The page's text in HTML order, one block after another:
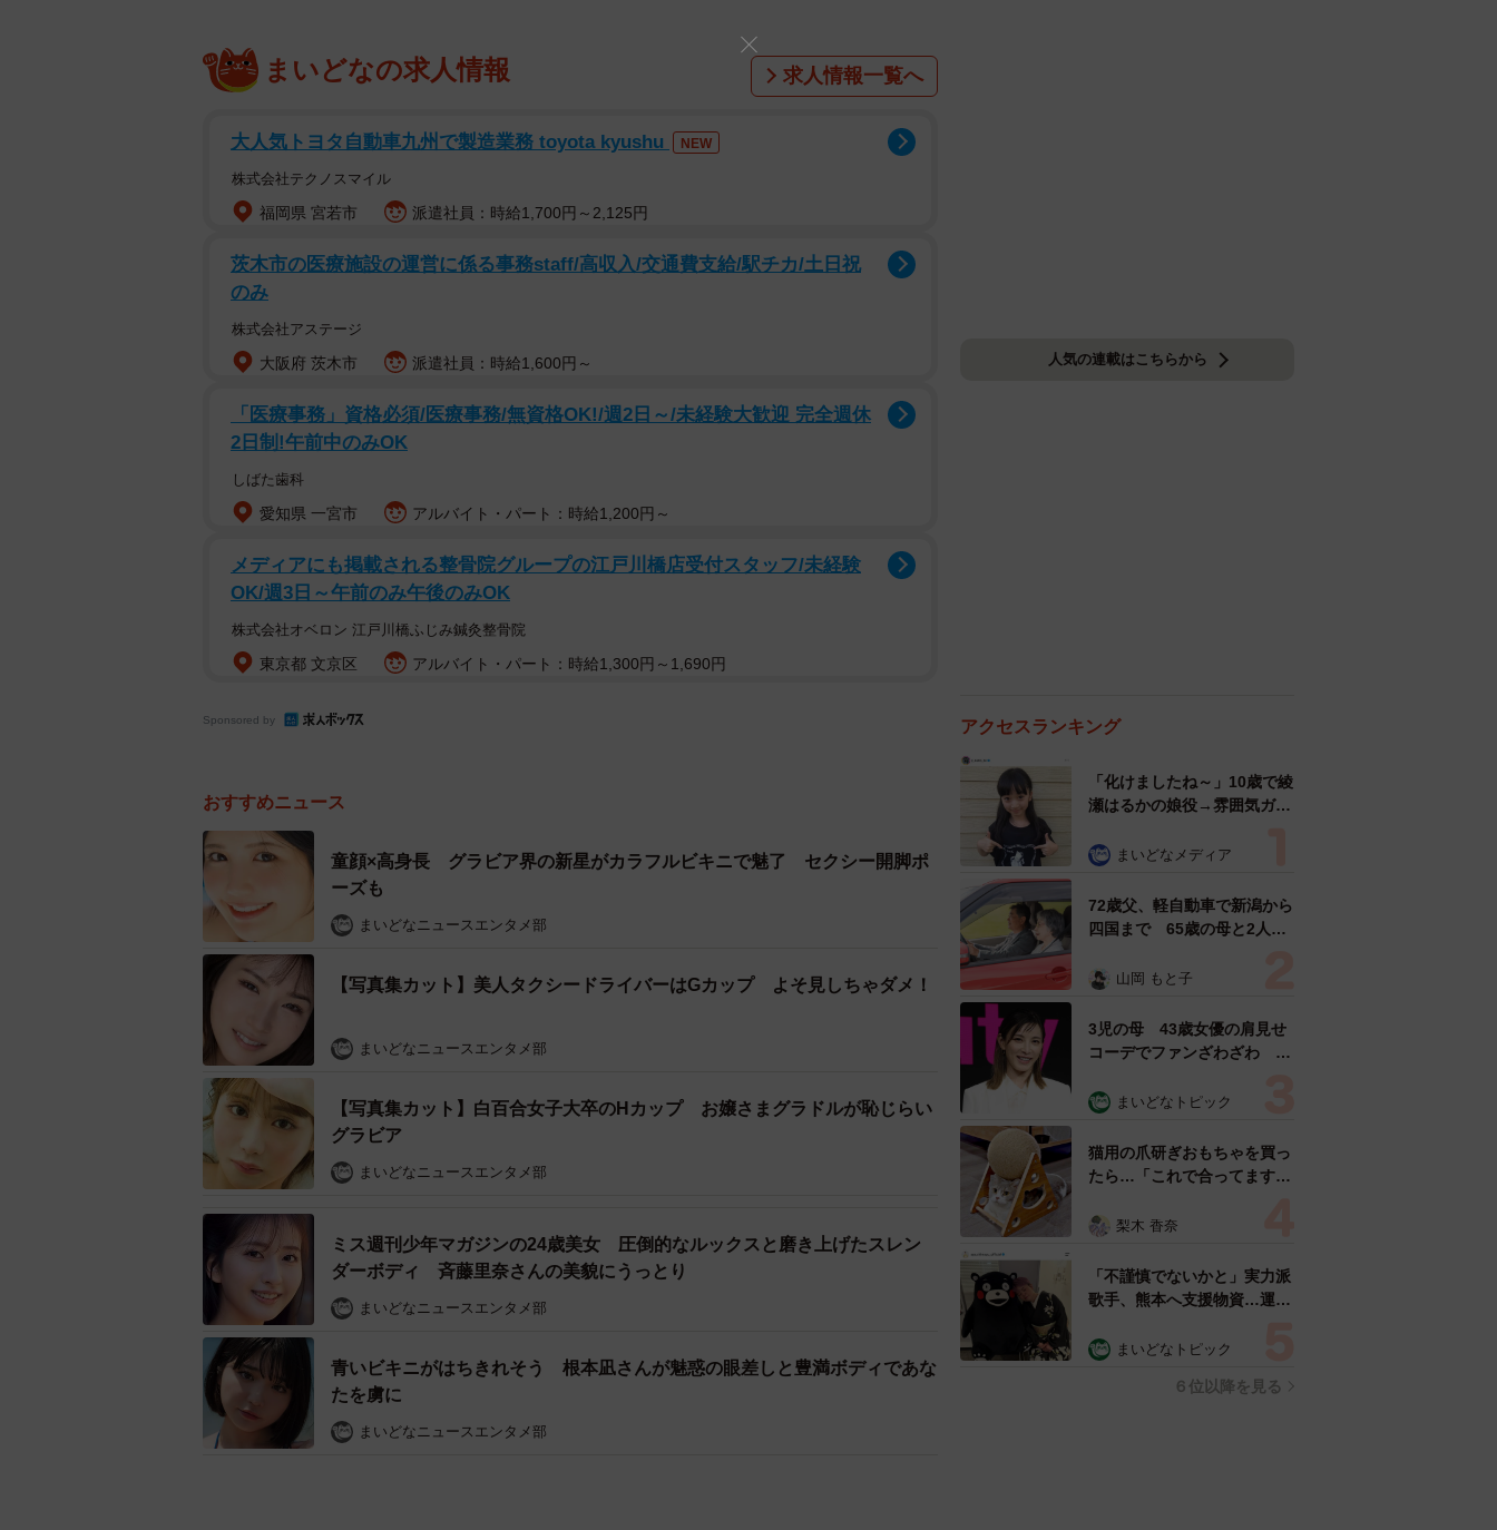
まいどなの求人情報 求人情報一覧へ
大人気トヨタ自動車九州で製造業務 toyota kyushu NEW
株式会社テクノスマイル
福岡県 宮若市 派遣社員：時給1,700円～2,125円
茨木市の医療施設の運営に係る事務staff/高収入/交通費支給/駅チカ/土日祝
のみ
株式会社アステージ
大阪府 茨木市 派遣社員：時給1,600円～
「医療事務」資格必須/医療事務/無資格OK!/週2日～/未経験大歓迎 完全週休
2日制!午前中のみOK
しばた歯科
愛知県 一宮市 アルバイト・パート：時給1,200円～
メディアにも掲載される整骨院グループの江戸川橋店受付スタッフ/未経験
OK/週3日～午前のみ午後のみOK
株式会社オベロン 江戸川橋ふじみ鍼灸整骨院
東京都 文京区 アルバイト・パート：時給1,300円～1,690円
Sponsored by
おすすめニュース
童顔×高身長 グラビア界の新星がカラフルビキニで魅了 セクシー開脚ポ
ーズも
まいどなニュースエンタメ部
【写真集カット】美人タクシードライバーはGカップ よそ見しちゃダメ！
まいどなニュースエンタメ部
【写真集カット】白百合女子大卒のHカップ お嬢さまグラドルが恥じらい
グラビア
まいどなニュースエンタメ部
ミス週刊少年マガジンの24歳美女 圧倒的なルックスと磨き上げたスレン
ダーボディ 斉藤里奈さんの美貌にうっとり
まいどなニュースエンタメ部
青いビキニがはちきれそう 根本凪さんが魅惑の眼差しと豊満ボディであな
たを虜に
まいどなニュースエンタメ部
人気の連載はこちらから
アクセスランキング
「化けましたね～」10歳で綾
瀬はるかの娘役→雰囲気ガラ
雰囲気が」「宝塚に入れそ
まいどなメディア
72歳父、軽自動車で新潟から
四国まで 65歳の母と2人で
憩まで分刻み… 「大学生で
山岡 もと子
3児の母 43歳女優の肩見せ
コーデでファンざわざわ
見」「むっかしからずっと可
まいどなトピック
猫用の爪研ぎおもちゃを買っ
たら…「これで合ってます
響 「100点満点」「かわい
梨木 香奈
「不謹慎でないかと」実力派
歌手、熊本へ支援物資…運搬
めらい 「痛いほど伝わる」
まいどなトピック
６位以降を見る